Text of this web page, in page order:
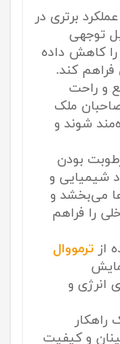
برتری در
توجهی
کاهش داده
کند.
و راحت
ملک
شوند و
بودن
شیمیایی و
می‌بخشد و
را فراهم
از ترمووال
انرژی و
راهکار
و کیفیت